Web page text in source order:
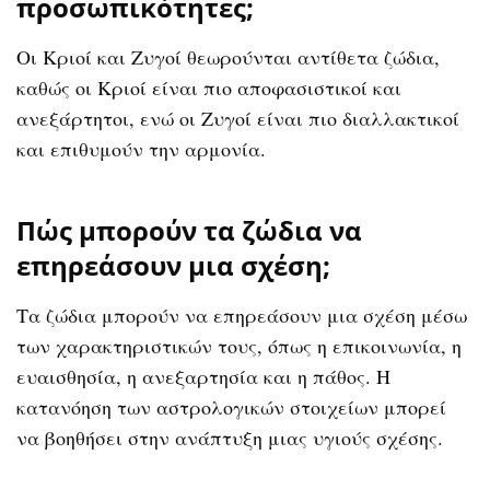
Οι Κριοί και Ζυγοί θεωρούνται αντίθετα ζώδια,
καθώς οι Κριοί είναι πιο αποφασιστικοί και
ανεξάρτητοι, ενώ οι Ζυγοί είναι πιο διαλλακτικοί
και επιθυμούν την αρμονία.
Πώς μπορούν τα ζώδια να
επηρεάσουν μια σχέση;
Τα ζώδια μπορούν να επηρεάσουν μια σχέση μέσω
των χαρακτηριστικών τους, όπως η επικοινωνία, η
ευαισθησία, η ανεξαρτησία και η πάθος. Η
κατανόηση των αστρολογικών στοιχείων μπορεί
να βοηθήσει στην ανάπτυξη μιας υγιούς σχέσης.